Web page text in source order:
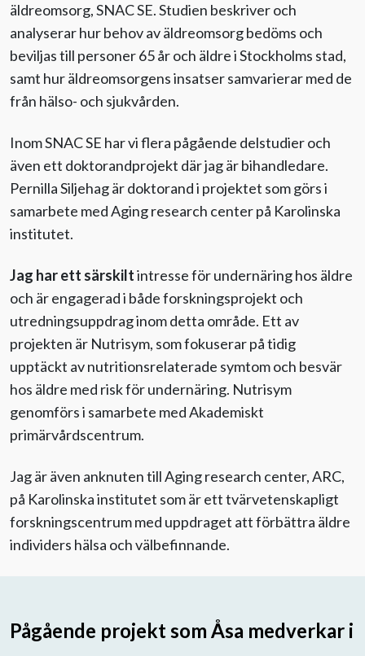
äldreomsorg, SNAC SE. Studien beskriver och
analyserar hur behov av äldreomsorg bedöms och
beviljas till personer 65 år och äldre i Stockholms stad,
samt hur äldreomsorgens insatser samvarierar med de
från hälso- och sjukvården.
Inom SNAC SE har vi flera pågående delstudier och
även ett doktorandprojekt där jag är bihandledare.
Pernilla Siljehag är doktorand i projektet som görs i
samarbete med Aging research center på Karolinska
institutet.
Jag har ett särskiltintresse för undernäring hos äldre
och är engagerad i både forskningsprojekt och
utredningsuppdrag inom detta område. Ett av
projekten är Nutrisym, som fokuserar på tidig
upptäckt av nutritionsrelaterade symtom och besvär
hos äldre med risk för undernäring. Nutrisym
genomförs i samarbete med Akademiskt
primärvårdscentrum.
Jag är även anknuten till Aging research center, ARC,
på Karolinska institutet som är ett tvärvetenskapligt
forskningscentrum med uppdraget att förbättra äldre
individers hälsa och välbefinnande.
Pågående projekt som Åsa medverkar i